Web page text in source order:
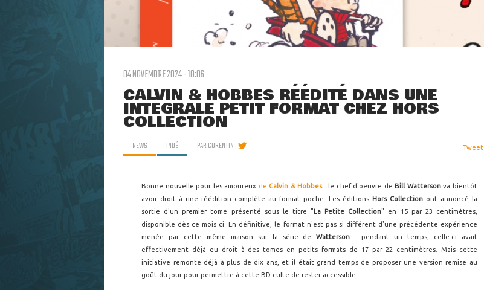
04 NOVEMBRE 2024 - 18:06
CALVIN & HOBBES RÉÉDITÉ DANS UNE
INTÉGRALE PETIT FORMAT CHEZ HORS
COLLECTION
NEWS INDÉ PARCORENTIN Tweet
Bonne nouvelle pour les amoureux deCalvin & Hobbes: le chef d'oeuvre de Bill Wattersonva bientôt
avoir droit à une réédition complète au format poche. Les éditions Hors Collection ont annoncé la
sortie d'un premier tome présenté sous le titre "La Petite Collection" en 15 par 23 centimètres,
disponible dès ce mois ci. En définitive, le format n'est pas si différent d'une précédente expérience
menée par cette même maison sur la série deWatterson : pendant un temps, celle-ci avait
effectivement déjà eu droit à des tomes en petits formats de 17 par 22 centimètres. Mais cette
initiative remonte déjà à plus de dix ans, et il était grand temps de proposer une version remise au
goût du jour pour permettre à cette BD culte de rester accessible.